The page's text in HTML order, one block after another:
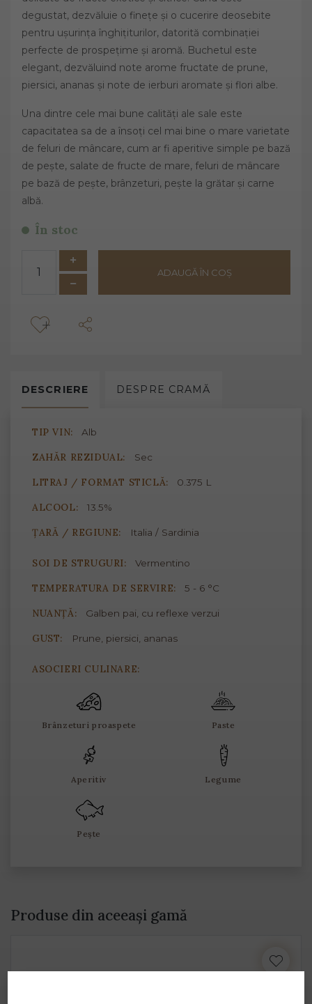
degustat, dezvăluie o finețe și o cucerire deosebite
pentru ușurința înghițiturilor, datorită combinației
perfecte de prospețime și aromă. Buchetul este
elegant, dezvăluind note arome fructate de prune,
piersici, ananas și note de ierburi aromate și flori albe.
Una dintre cele mai bune calități ale sale este
capacitatea sa de a însoți cel mai bine o mare varietate
de feluri de mâncare, cum ar fi aperitive simple pe bază
de pește, salate de fructe de mare, feluri de mâncare
pe bază de pește, brânzeturi, pește la grătar și carne
albă.
În stoc
ADAUGĂ ÎN COȘ
DESCRIERE DESPRE CRAMĂ
TIP VIN: Alb
ZAHĂR REZIDUAL: Sec
LITRAJ / FORMAT STICLĂ: 0.375 L
ALCOOL: 13.5%
ȚARĂ / REGIUNE: Italia / Sardinia
SOI DE STRUGURI: Vermentino
TEMPERATURA DE SERVIRE: 5 - 6 °C
NUANȚĂ: Galben pai, cu reflexe verzui
GUST: Prune, piersici, ananas
ASOCIERI CULINARE:
Brânzeturi proaspete Paste
Aperitiv Legume
Pește
Produse din aceeași gamă